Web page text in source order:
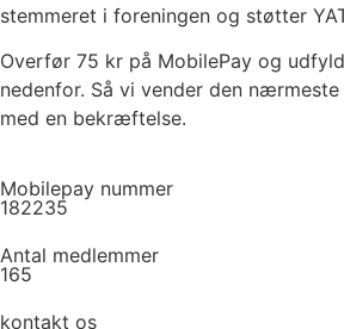
stemmeret i foreningen og støtter
Overfør 75 kr på MobilePay og
nedenfor. Så vi vender den
med en bekræftelse.
Mobilepay nummer
182235
Antal medlemmer
165
kontakt os